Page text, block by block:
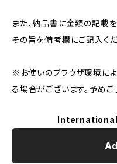
また、納品書に金額の記載
その旨を備考欄にご記入くだ
※お使いのブラウザ環境に
る場合がございます。予めご